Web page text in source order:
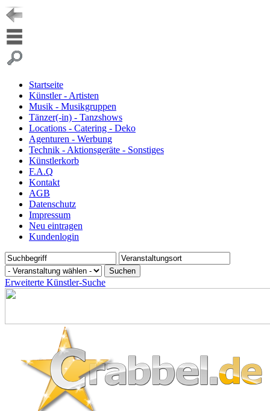
Startseite
Künstler - Artisten
Musik - Musikgruppen
Tänzer(-in) - Tanzshows
Locations - Catering - Deko
Agenturen - Werbung
Technik - Aktionsgeräte - Sonstiges
Künstlerkorb
F.A.Q
Kontakt
AGB
Datenschutz
Impressum
Neu eintragen
Kundenlogin
Erweiterte Künstler-Suche